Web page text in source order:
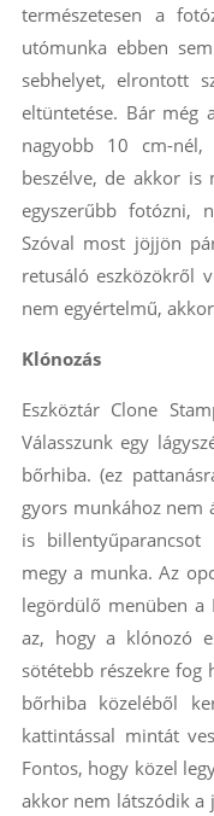
természetesen a
utómunka ebben
sebhelyet, elrontott
eltüntetése. Bár még
nagyobb 10 cm-
beszélve, de akkor
egyszerűbb fotózni,
Szóval most jöjjön
retusáló eszközökről
nem egyértelmű,
Klónozás
Eszköztár Clone
Válasszunk egy
bőrhiba. (ez
gyors munkához nem
is billentyűparancsot
megy a munka. Az
legördülő menüben a
az, hogy a klónozó
sötétebb részekre fog
bőrhiba közeléből
kattintással mintát
Fontos, hogy közel
akkor nem látszódik a